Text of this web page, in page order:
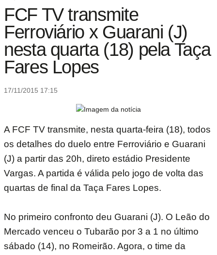
FCF TV transmite
Ferroviário x Guarani (J)
nesta quarta (18) pela Taça
Fares Lopes
17/11/2015 17:15
A FCF TV transmite, nesta quarta-feira (18), todos
os detalhes do duelo entre Ferroviário e Guarani
(J) a partir das 20h, direto estádio Presidente
Vargas. A partida é válida pelo jogo de volta das
quartas de final da Taça Fares Lopes.
No primeiro confronto deu Guarani (J). O Leão do
Mercado venceu o Tubarão por 3 a 1 no último
sábado (14), no Romeirão. Agora, o time da